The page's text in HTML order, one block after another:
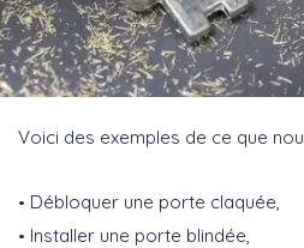
Voici des exemples de ce que
Débloquer une porte claquée,
Installer une porte blindée,